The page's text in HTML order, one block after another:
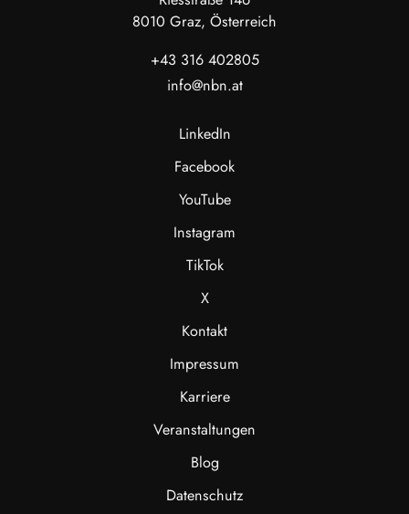
8010 Graz, Österreich
+43 316 402805
info@nbn.at
LinkedIn
Facebook
YouTube
Instagram
TikTok
X
Kontakt
Impressum
Karriere
Veranstaltungen
Blog
Datenschutz